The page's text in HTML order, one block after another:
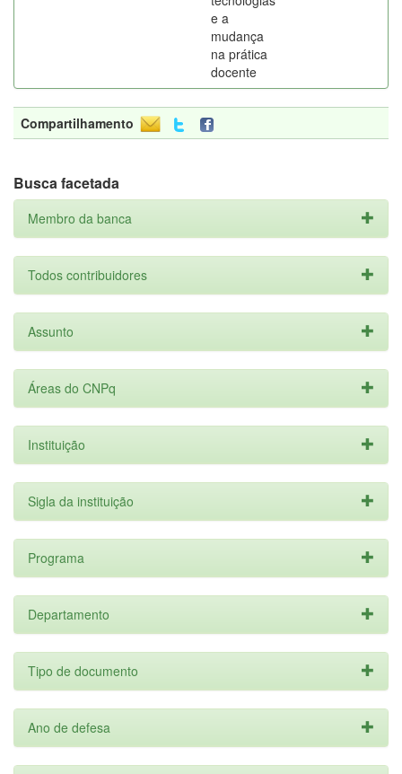
e a
mudança
na prática
docente
Compartilhamento
Busca facetada
Membro da banca
Todos contribuidores
Assunto
Áreas do CNPq
Instituição
Sigla da instituição
Programa
Departamento
Tipo de documento
Ano de defesa